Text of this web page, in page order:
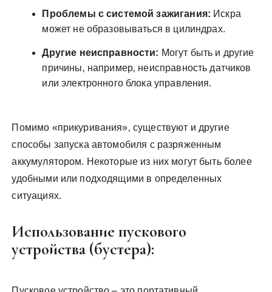
Проблемы с системой зажигания: Искра
может не образовываться в цилиндрах.
Другие неисправности: Могут быть и другие
причины‚ например‚ неисправность датчиков
или электронного блока управления.
Помимо «прикуривания»‚ существуют и другие
способы запуска автомобиля с разряженным
аккумулятором. Некоторые из них могут быть более
удобными или подходящими в определенных
ситуациях.
Использование пускового
устройства (бустера):